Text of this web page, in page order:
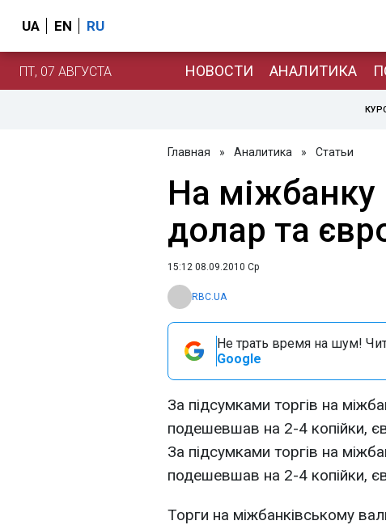
UA EN RU
ПТ, 07 АВГУСТА НОВОСТИ АНАЛИТИКА
Главная » Аналитика » Статьи
На
долар та
15:12 08.09.2010 Ср
RBC.UA
Не трать время на шум!
Google
За підсумками торгів на
подешевшав на 2-4 копійки,
За підсумками торгів на
подешевшав на 2-4 копійки,
Торги на міжбанківському